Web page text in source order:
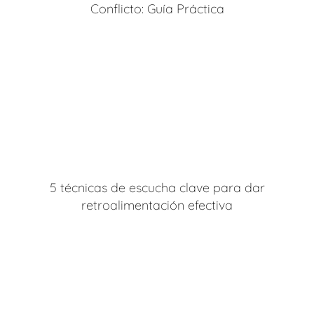
Conflicto: Guía Práctica
5 técnicas de escucha clave para dar
retroalimentación efectiva